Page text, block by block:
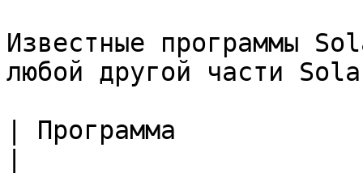
Известные программы
любой другой части
| Программа